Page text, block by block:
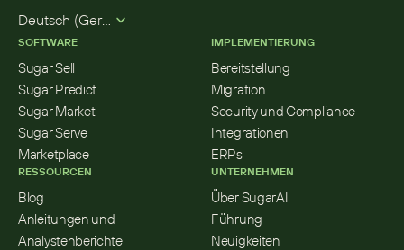
Deutsch (German)
SOFTWARE
Sugar Sell
Sugar Predict
Sugar Market
Sugar Serve
Marketplace
RESSOURCEN
Blog
Anleitungen und
Analystenberichte
IMPLEMENTIERUNG
Bereitstellung
Migration
Security und Compliance
Integrationen
ERPs
UNTERNEHMEN
Über SugarAI
Führung
Neuigkeiten